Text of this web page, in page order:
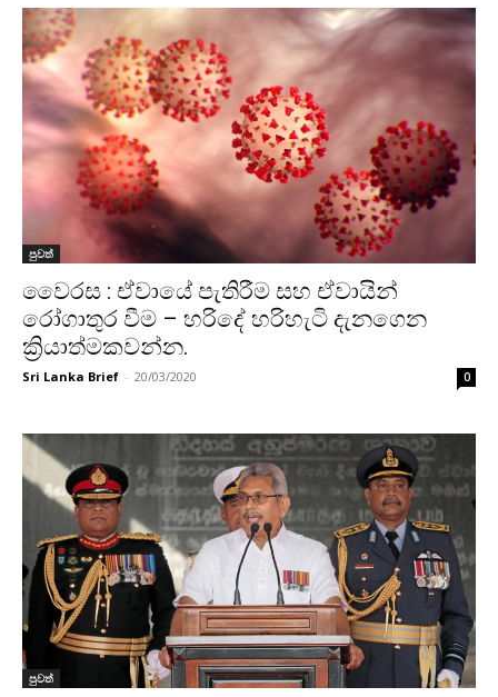
පුවත්
වෛරස : ඒවායේ පැතිරීම සහ ඒවායින්
රෝගාතුර වීම – හරිදේ හරිහැටි දැනගෙන
ක්‍රියාත්මකවන්න.
Sri Lanka Brief - 20/03/2020 0
පුවත්